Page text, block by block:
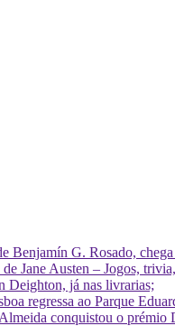
Benjamín G. Rosado,
Jane Austen – Jogos,
Deighton, já nas livrarias;
regressa ao Parque
conquistou o